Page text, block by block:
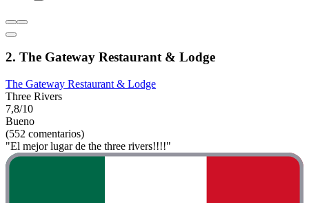
2. The Gateway Restaurant & Lodge
The Gateway Restaurant & Lodge
Three Rivers
7,8/10
Bueno
(552 comentarios)
"El mejor lugar de the three rivers!!!!"